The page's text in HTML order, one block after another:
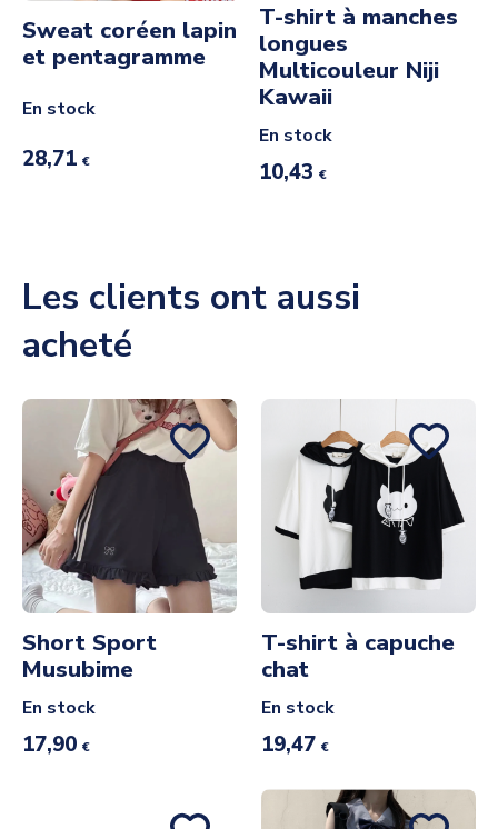
Sweat coréen lapin
et pentagramme
En stock
28,71 €
T-shirt à manches
longues
Multicouleur Niji
Kawaii
En stock
10,43 €
Les clients ont aussi
acheté
Short Sport
Musubime
En stock
17,90 €
T-shirt à capuche
chat
En stock
19,47 €